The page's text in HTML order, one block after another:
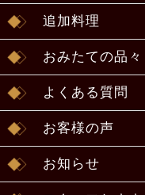
追加料理
おみたての品々
よくある質問
お客様の声
お知らせ